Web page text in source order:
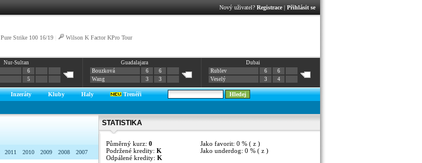
Nový uživatel? Registrace| Přihlásit se
Strike 100 16/19 Wilson K Factor KPro Tour
Nur-Sultan
6
5
Guadalajara
Bouzková
6
6
Wang
3 3
Dubai
Rublev
6
6
Veselý
3 4
Inzeráty Kluby Haly
Trenéři
2011 2010 2009 2008 2007
STATISTIKA
Půměrný kurz: 0
Podržené kredity: K
Odpálené kredity: K
Jako favorit: 0 % ( z )
Jako underdog: 0 % ( z )